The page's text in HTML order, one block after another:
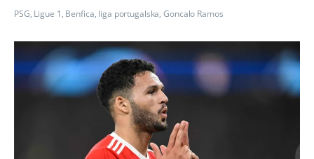
PSG, Ligue 1, Benfica, liga portugalska,Goncalo Ramos